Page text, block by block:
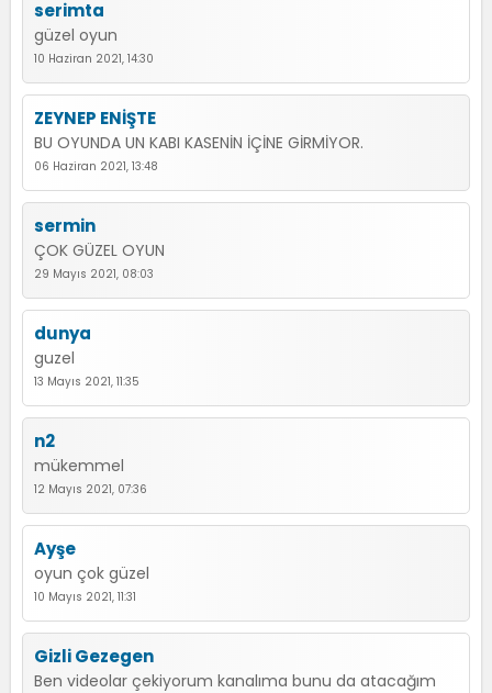
serimta
güzel oyun
10 Haziran 2021, 14:30
ZEYNEP ENİŞTE
BU OYUNDA UN KABI KASENİN İÇİNE GİRMİYOR.
06 Haziran 2021, 13:48
sermin
ÇOK GÜZEL OYUN
29 Mayıs 2021, 08:03
dunya
guzel
13 Mayıs 2021, 11:35
n2
mükemmel
12 Mayıs 2021, 07:36
Ayşe
oyun çok güzel
10 Mayıs 2021, 11:31
Gizli Gezegen
Ben videolar çekiyorum kanalıma bunu da atacağım